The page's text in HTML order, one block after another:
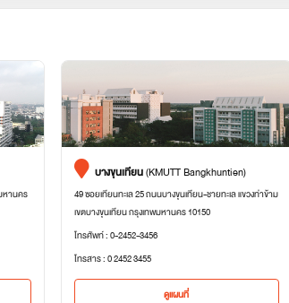
หานคร
บางขุนเทียน(KMUTT Bangkhuntien)
49 ซอยเทียนทะเล 25 ถนนบางขุนเทียน-ชายทะเล แขวงท่าข้าม
เขตบางขุนเทียน กรุงเทพมหานคร 10150
โทรศัพท์ : 0-2452-3456
โทรสาร : 0 2452 3455
ดูแผนที่